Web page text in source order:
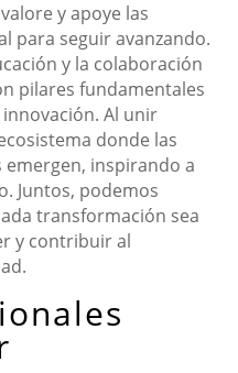
y apoye las
para seguir avanzando.
y la colaboración
pilares fundamentales
Al unir
donde las
emergen, inspirando a
Juntos, podemos
transformación sea
y contribuir al